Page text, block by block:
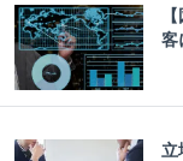
客
立